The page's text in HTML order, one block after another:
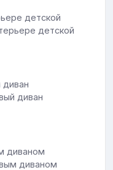
детской
диван
диваном